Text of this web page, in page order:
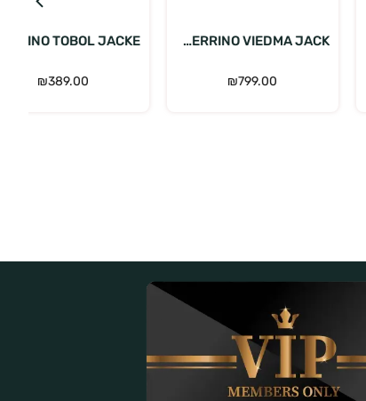
FERRINO VIEDMA JACK...
FERRINO TOBOL JACKE...